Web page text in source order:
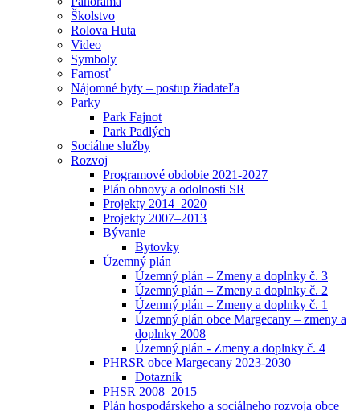
Školstvo
Rolova Huta
Video
Symboly
Farnosť
Nájomné byty – postup žiadateľa
Parky
Park Fajnot
Park Padlých
Sociálne služby
Rozvoj
Programové obdobie 2021-2027
Plán obnovy a odolnosti SR
Projekty 2014–2020
Projekty 2007–2013
Bývanie
Bytovky
Územný plán
Územný plán – Zmeny a doplnky č. 3
Územný plán – Zmeny a doplnky č. 2
Územný plán – Zmeny a doplnky č. 1
Územný plán obce Margecany – zmeny a
doplnky 2008
Územný plán - Zmeny a doplnky č. 4
PHRSR obce Margecany 2023-2030
Dotazník
PHSR 2008–2015
Plán hospodárskeho a sociálneho rozvoja obce